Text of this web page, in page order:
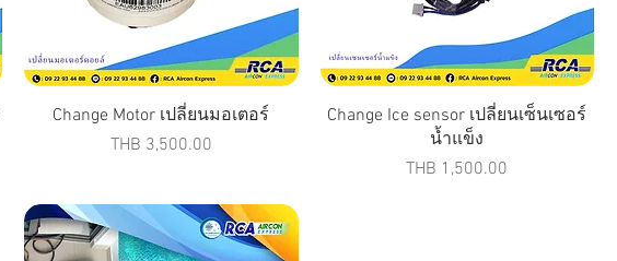
Change Motor เปลี่ยนมอเตอร์
Price
THB 3,500.00
Change Ice sensor เปลี่ยนเซ็นเซอร์
น้ำแข็ง
Price
THB 1,500.00